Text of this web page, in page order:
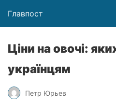
Главпост
Ціни на овочі:
українцям
Петр Юрьев